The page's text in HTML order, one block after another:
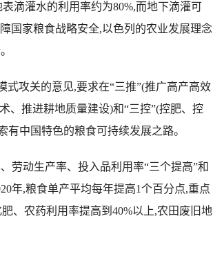
灌水的利用率约为80%,而地下滴灌可
国家粮食战略安全,以色列的农业发展理念
攻关的意见,要求在“三推”(推广高产高效
、推进耕地质量建设)和“三控”(控肥、控
中国特色的粮食可持续发展之路。
动生产率、投入品利用率“三个提高”和
年,粮食单产平均每年提高1个百分点,重点
、农药利用率提高到40%以上,农田废旧地